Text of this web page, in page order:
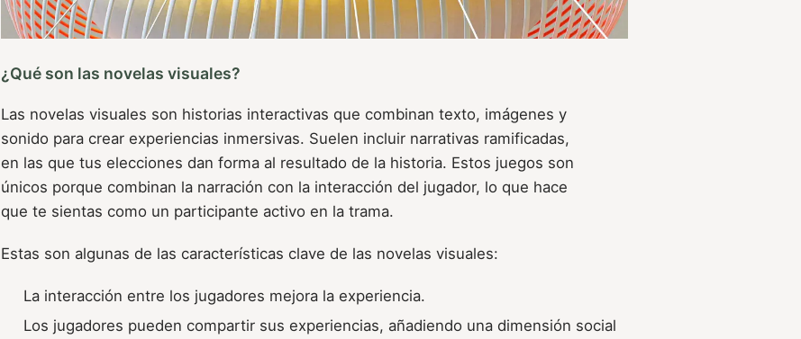
¿Qué son las novelas visuales?
Las novelas visuales son historias interactivas que combinan texto, imágenes y
sonido para crear experiencias inmersivas. Suelen incluir narrativas ramificadas,
en las que tus elecciones dan forma al resultado de la historia. Estos juegos son
únicos porque combinan la narración con la interacción del jugador, lo que hace
que te sientas como un participante activo en la trama.
Estas son algunas de las características clave de las novelas visuales:
La interacción entre los jugadores mejora la experiencia.
Los jugadores pueden compartir sus experiencias, añadiendo una dimensión social